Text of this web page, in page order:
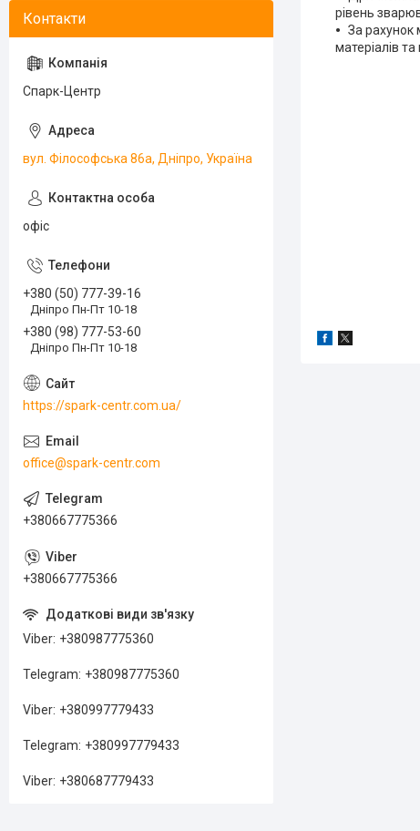
рівень
За рахунок
матеріалів
Спарк-Центр
вул. Філософська 86а, Дніпро, Україна
офіс
+380 (50) 777-39-16
Дніпро Пн-Пт 10-18
+380 (98) 777-53-60
Дніпро Пн-Пт 10-18
https://spark-centr.com.ua/
office@spark-centr.com
+380667775366
+380667775366
Viber +380987775360
Telegram +380987775360
Viber +380997779433
Telegram +380997779433
Viber +380687779433